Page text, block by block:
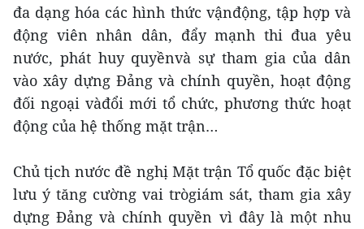
đa dạng hóa các hình thức vậnđộng, tập hợp và
động viên nhân dân, đẩy mạnh thi đua yêu
nước, phát huy quyềnvà sự tham gia của dân
vào xây dựng Đảng và chính quyền, hoạt động
đối ngoại vàđổi mới tổ chức, phương thức hoạt
động của hệ thống mặt trận…
Chủ tịch nước đề nghị Mặt trận Tổ quốc đặc biệt
lưu ý tăng cường vai trògiám sát, tham gia xây
dựng Đảng và chính quyền vì đây là một nhu